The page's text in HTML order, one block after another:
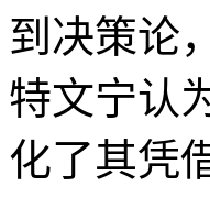
到决策论
特文宁认
化了其凭